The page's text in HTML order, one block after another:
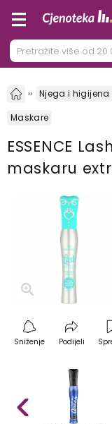
Njega i higijena
Maskare
ESSENCE
maskaru
Sniženje Podijeli